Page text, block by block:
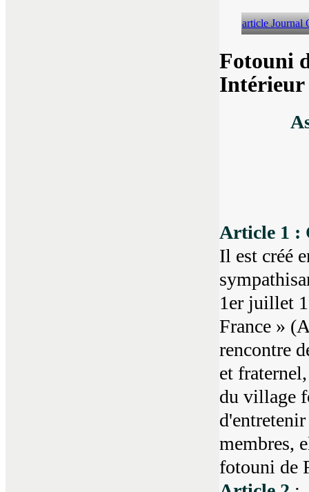
article Journal
Fotouni
Intérieur
Article 1 :
Il est créé
1er juillet
France »
rencontre
et
du village
membres,
fotouni de